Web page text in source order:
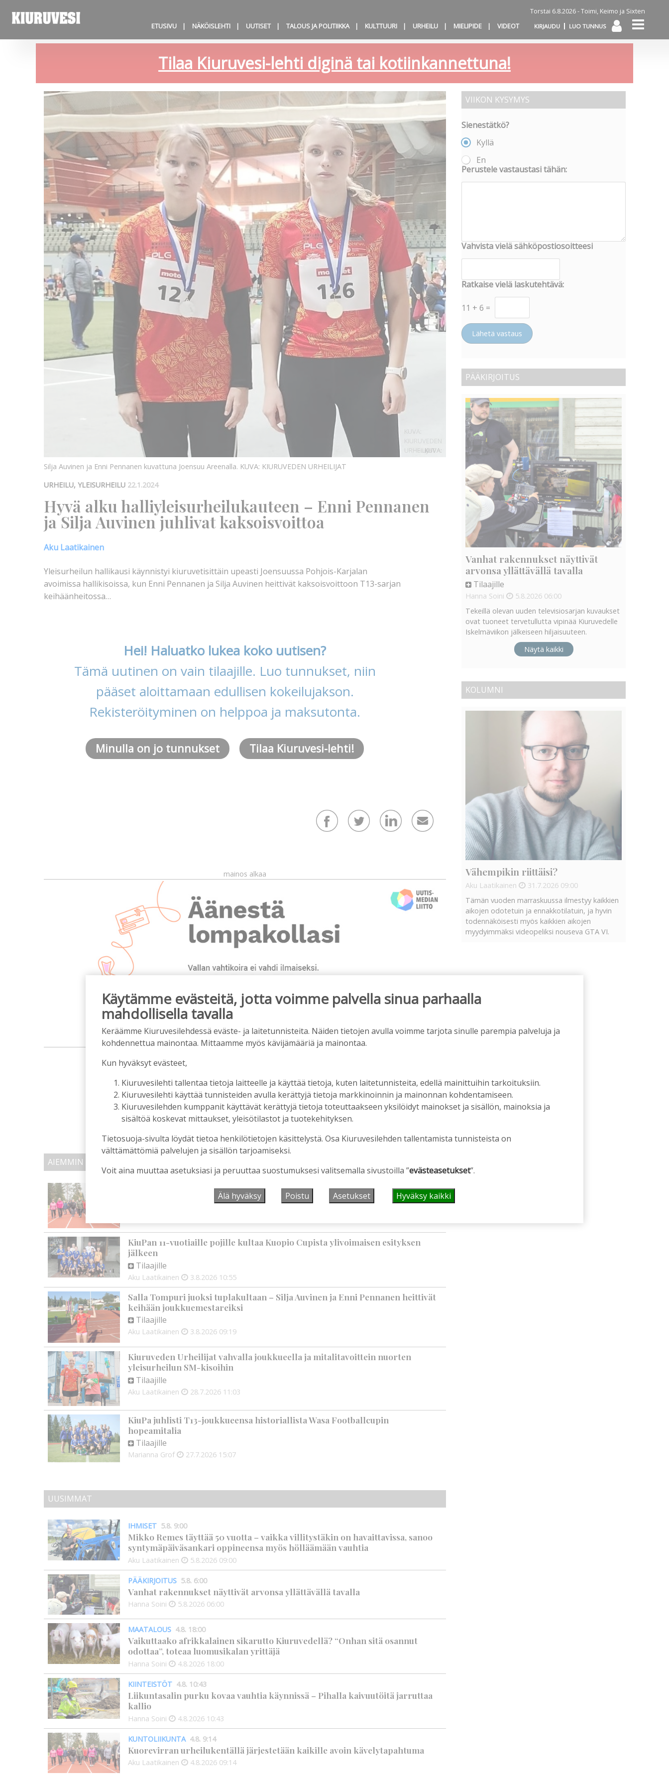
Torstai 6.8.2026 -Toimi, Keimo ja Sixten
ETUSIVU
NÄKÖISLEHTI UUTISET TALOUS JA POLITIIKKA KULTTUURI URHEILU MIELIPIDE VIDEOT KIRJAUDU LUO TUNNUS
Tilaa Kiuruvesi-lehti diginä tai kotiinkannettuna!
KUVA:
KUVA:
KIURUVEDEN
URHEILIJAT
Silja Auvinen ja Enni Pennanen kuvattuna Joensuu Areenalla. KUVA: KIURUVEDEN URHEILIJAT
URHEILU, YLEISURHEILU 22.1.2024
Hyvä alku halliyleisurheilukauteen – Enni Pennanen
ja Silja Auvinen juhlivat kaksoisvoittoa
Aku Laatikainen
Yleisurheilun hallikausi käynnistyi kiuruvetisittäin upeasti Joensuussa Pohjois-Karjalan
avoimissa hallikisoissa, kun Enni Pennanen ja Silja Auvinen heittivät kaksoisvoittoon T13-sarjan
keihäänheitossa…
Hei! Haluatko lukea koko uutisen?
Tämä uutinen on vain tilaajille. Luo tunnukset, niin
pääset aloittamaan edullisen kokeilujakson.
Rekisteröityminen on helppoa ja maksutonta.
Minulla on jo tunnukset Tilaa Kiuruvesi-lehti!
mainos alkaa
AIEMMIN AIHEESTA
Kuorevirran urheilukentällä järjestetään kaikille avoin kävelytapahtuma
KiuPan 11-vuotiaille pojille kultaa Kuopio Cupista ylivoimaisen esityksen
jälkeen
Tilaajille
Aku Laatikainen 3.8.2026 10:55
Salla Tompuri juoksi tuplakultaan – Silja Auvinen ja Enni Pennanen heittivät
keihään joukkuemestareiksi
Tilaajille
Aku Laatikainen 3.8.2026 09:19
Kiuruveden Urheilijat vahvalla joukkueella ja mitalitavoittein nuorten
yleisurheilun SM-kisoihin
Tilaajille
Aku Laatikainen 28.7.2026 11:03
KiuPa juhlisti T13-joukkueensa historiallista Wasa Footballcupin
hopeamitalia
Tilaajille
Marianna Grof 27.7.2026 15:07
UUSIMMAT
IHMISET 5.8. 9:00
Mikko Remes täyttää 50 vuotta – vaikka villitystäkin on havaittavissa, sanoo
syntymäpäiväsankari oppineensa myös hölläämään vauhtia
Aku Laatikainen 5.8.2026 09:00
PÄÄKIRJOITUS 5.8. 6:00
Vanhat rakennukset näyttivät arvonsa yllättävällä tavalla
Hanna Soini 5.8.2026 06:00
MAATALOUS 4.8. 18:00
Vaikuttaako afrikkalainen sikarutto Kiuruvedellä? “Onhan sitä osannut
odottaa”, toteaa luomusikalan yrittäjä
Hanna Soini 4.8.2026 18:00
KIINTEISTÖT 4.8. 10:43
Liikuntasalin purku kovaa vauhtia käynnissä – Pihalla kaivuutöitä jarruttaa
kallio
Hanna Soini 4.8.2026 10:43
KUNTOLIIKUNTA 4.8. 9:14
Kuorevirran urheilukentällä järjestetään kaikille avoin kävelytapahtuma
Aku Laatikainen 4.8.2026 09:14
VIIKON KYSYMYS
Sienestätkö?
Kyllä
En
Perustele vastaustasi tähän:
Vahvista vielä sähköpostiosoitteesi
Ratkaise vielä laskutehtävä:
11 + 6 =
Lähetä vastaus
PÄÄKIRJOITUS
Vanhat rakennukset näyttivät
arvonsa yllättävällä tavalla
Tilaajille
Hanna Soini 5.8.2026 06:00
Tekeillä olevan uuden televisiosarjan kuvaukset
ovat tuoneet tervetullutta vipinää Kiuruvedelle
Iskelmäviikon jälkeiseen hiljaisuuteen.
Näytä kaikki
KOLUMNI
Vähempikin riittäisi?
Aku Laatikainen 31.7.2026 09:00
Tämän vuoden marraskuussa ilmestyy kaikkien
aikojen odotetuin ja ennakkotilatuin, ja hyvin
todennäköisesti myös kaikkien aikojen
myydyimmäksi videopeliksi nouseva GTA VI.
Käytämme evästeitä, jotta voimme palvella sinua parhaalla
mahdollisella tavalla
Keräämme Kiuruvesilehdessä eväste- ja laitetunnisteita. Näiden tietojen avulla voimme tarjota sinulle parempia palveluja ja
kohdennettua mainontaa. Mittaamme myös kävijämääriä ja mainontaa.
Kun hyväksyt evästeet,
Kiuruvesilehti tallentaa tietoja laitteelle ja käyttää tietoja, kuten laitetunnisteita, edellä mainittuihin tarkoituksiin.
Kiuruvesilehti käyttää tunnisteiden avulla kerättyjä tietoja markkinoinnin ja mainonnan kohdentamiseen.
Kiuruvesilehden kumppanit käyttävät kerättyjä tietoja toteuttaakseen yksilöidyt mainokset ja sisällön, mainoksia ja
sisältöä koskevat mittaukset, yleisötilastot ja tuotekehityksen.
Tietosuoja-sivulta löydät tietoa henkilötietojen käsittelystä. Osa Kiuruvesilehden tallentamista tunnisteista on
välttämättömiä palvelujen ja sisällön tarjoamiseksi.
Voit aina muuttaa asetuksiasi ja peruuttaa suostumuksesi valitsemalla sivustoilla ”evästeasetukset”.
Älä hyväksy Poistu Asetukset Hyväksy kaikki